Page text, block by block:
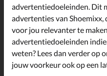
Altijd op de hoogte zijn?
Schrijf je in voor de Shoemixx
welkomstkorting!*
E-mailadres
advertentiedoeleinden. Dit
advertenties van Shoemixx,
voor jou relevanter te
advertentiedoeleinden
weten? Lees dan verder op
jouw voorkeur ook op een